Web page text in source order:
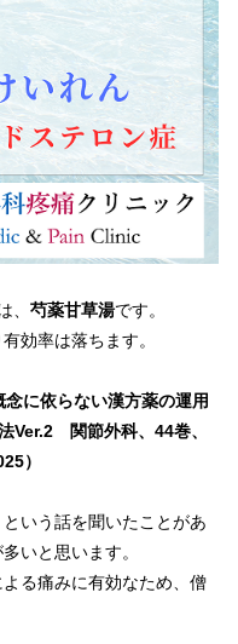
、 芍薬甘草湯です。
効率は落ちます。
念に依らない漢方薬の運用
Ver.2 関節外科、44巻、
）
いう話を聞いたことがあ
いと思います。
よる痛みに有効なため、僧